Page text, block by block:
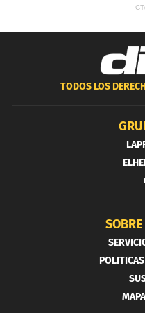
TODOS LOS